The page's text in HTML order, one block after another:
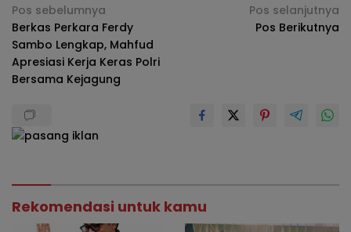
Navigasi
pos
Pos sebelumnya
Berkas Perkara Ferdy
Sambo Lengkap, Mahfud
Apresiasi Kerja Keras Polri
Bersama Kejagung
Pos selanjutnya
Pos Berikutnya
Rekomendasi untuk kamu